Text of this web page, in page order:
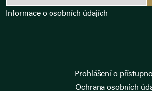
Informace o osobních údajích
Prohlášení o
Ochrana osobních